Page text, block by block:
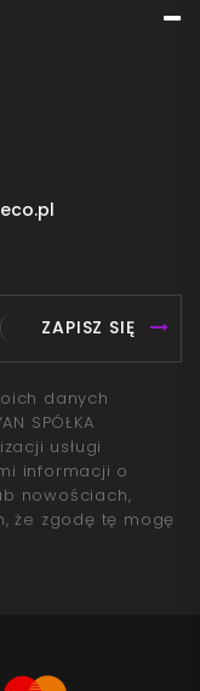
ZAPISZ SIĘ
danych
SPÓŁKA
usługi
informacji o
nowościach,
że zgodę tę mogę